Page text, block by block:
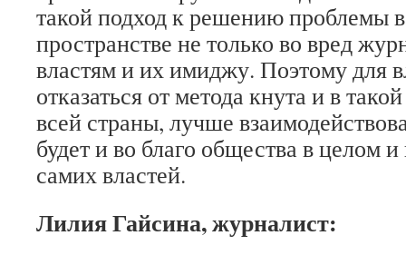
такой подход к решению проблемы
пространстве не только во вред
властям и их имиджу. Поэтому для
отказаться от метода кнута и в
всей страны, лучше
будет и во благо общества в целом
самих властей.
Лилия Гайсина, журналист: